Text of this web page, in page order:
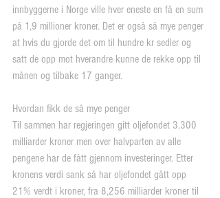
innbyggerne i Norge ville hver eneste en få en sum
på 1,9 millioner kroner. Det er også så mye penger
at hvis du gjorde det om til hundre kr sedler og
satt de opp mot hverandre kunne de rekke opp til
månen og tilbake 17 ganger.
Hvordan fikk de så mye penger
Til sammen har regjeringen gitt oljefondet 3.300
milliarder kroner men over halvparten av alle
pengene har de fått gjennom investeringer. Etter
kronens verdi sank så har oljefondet gått opp
21% verdt i kroner, fra 8,256 milliarder kroner til